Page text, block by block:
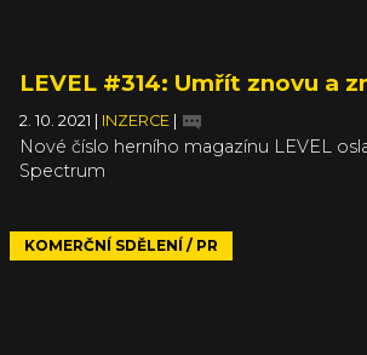
LEVEL #314: Umřít znovu a
2. 10. 2021 INZERCE
Nové číslo herního magazínu LEVEL
Spectrum
KOMERČNÍ SDĚLENÍ / PR